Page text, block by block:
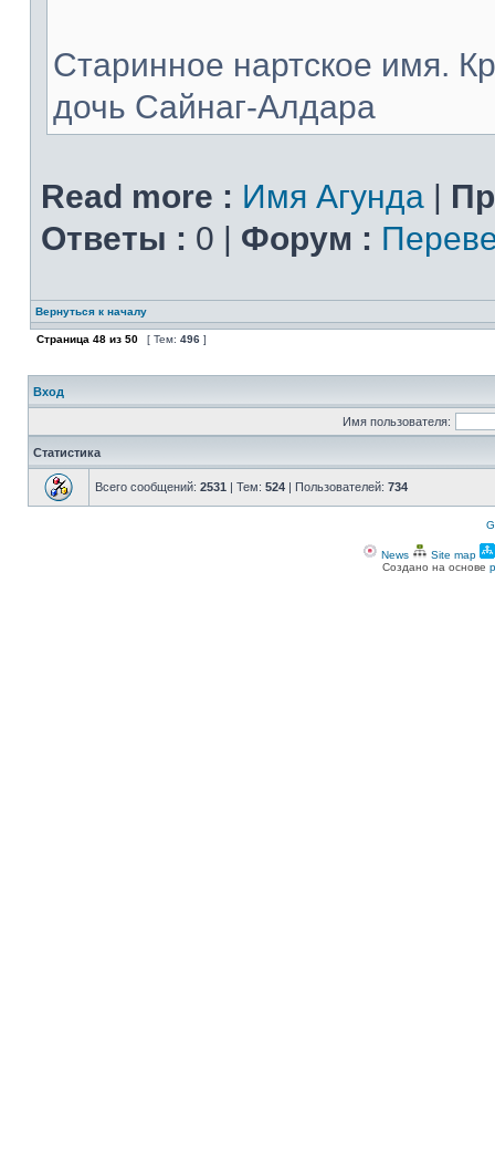
Старинное нартское имя.
дочь Сайнаг-Алдара
Read more : Имя Агунда |
Ответы : 0 | Форум :
Вернуться к началу
Страница 48 из 50 [ Тем: 496 ]
Вход
Имя пользователя:
Статистика
Всего сообщений: 2531 | Тем: 524 | Пользователей: 734
News Site map
Создано на основе